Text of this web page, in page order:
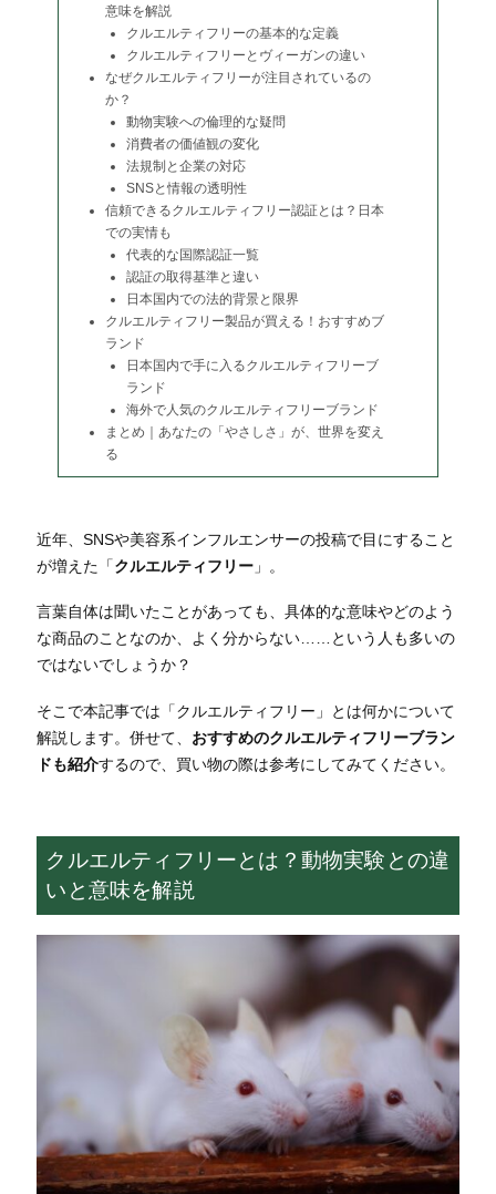
意味を解説
クルエルティフリーの基本的な定義
クルエルティフリーとヴィーガンの違い
なぜクルエルティフリーが注目されているの
か？
動物実験への倫理的な疑問
消費者の価値観の変化
法規制と企業の対応
SNSと情報の透明性
信頼できるクルエルティフリー認証とは？日本
での実情も
代表的な国際認証一覧
認証の取得基準と違い
日本国内での法的背景と限界
クルエルティフリー製品が買える！おすすめブ
ランド
日本国内で手に入るクルエルティフリーブ
ランド
海外で人気のクルエルティフリーブランド
まとめ｜あなたの「やさしさ」が、世界を変え
る
近年、SNSや美容系インフルエンサーの投稿で目にすること
が増えた「クルエルティフリー」。
言葉自体は聞いたことがあっても、具体的な意味やどのよう
な商品のことなのか、よく分からない……という人も多いの
ではないでしょうか？
そこで本記事では「クルエルティフリー」とは何かについて
解説します。 併せて、 おすすめのクルエルティフリーブラン
ドも紹介するので、買い物の際は参考にしてみてください。
クルエルティフリーとは？動物実験との違
いと意味を解説